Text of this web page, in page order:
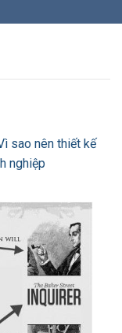
sao nên thiết kế
nghiệp